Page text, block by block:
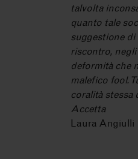
talvolta
quanto tale
suggestione di
riscontro,
deformità che
malefico fool.
coralità stessa
Accetta
Laura Angiulli